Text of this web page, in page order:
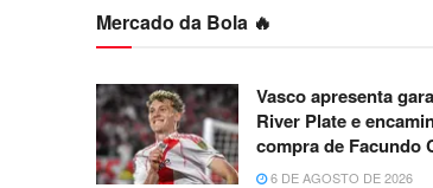
Mercado da Bola 🔥
Vasco apresenta
River Plate e
compra de Facundo
6 DE AGOSTO DE 2026